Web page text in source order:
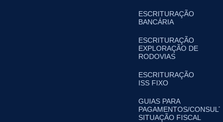
ESCRITURAÇÃO
BANCÁRIA
ESCRITURAÇÃO
EXPLORAÇÃO DE
RODOVIAS
ESCRITURAÇÃO
ISS FIXO
GUIAS PARA
PAGAMENTOS/CONSULTA
SITUAÇÃO FISCAL